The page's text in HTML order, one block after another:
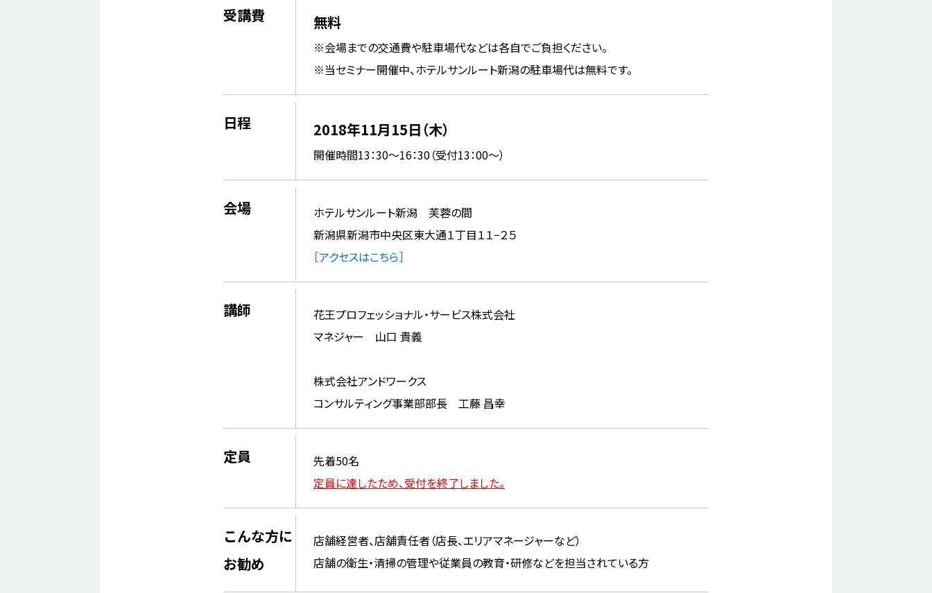
受講費 無料
※会場までの交通費や駐車場代などは各自でご負担ください。
※当セミナー開催中、ホテルサンルート新潟の駐車場代は無料です。
日程 2018年11月15日（木）
開催時間13：30～16：30（受付13：00～）
会場
ホテルサンルート新潟 芙蓉の間
新潟県新潟市中央区東大通１丁目１１−２５
［アクセスはこちら］
講師
花王プロフェッショナル・サービス株式会社
マネジャー 山口 貴義
株式会社アンドワークス
コンサルティング事業部部長 工藤 昌幸
定員
先着50名
定員に達したため、受付を終了しました。
こんな方に
お勧め
店舗経営者、店舗責任者（店長、エリアマネージャーなど）
店舗の衛生・清掃の管理や従業員の教育・研修などを担当されている方